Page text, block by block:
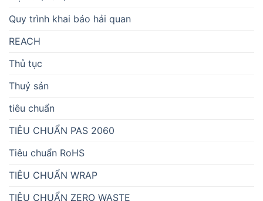
Quy trình khai báo hải quan
REACH
Thủ tục
Thuỷ sản
tiêu chuẩn
TIÊU CHUẨN PAS 2060
Tiêu chuẩn RoHS
TIÊU CHUẨN WRAP
TIÊU CHUẨN ZERO WASTE